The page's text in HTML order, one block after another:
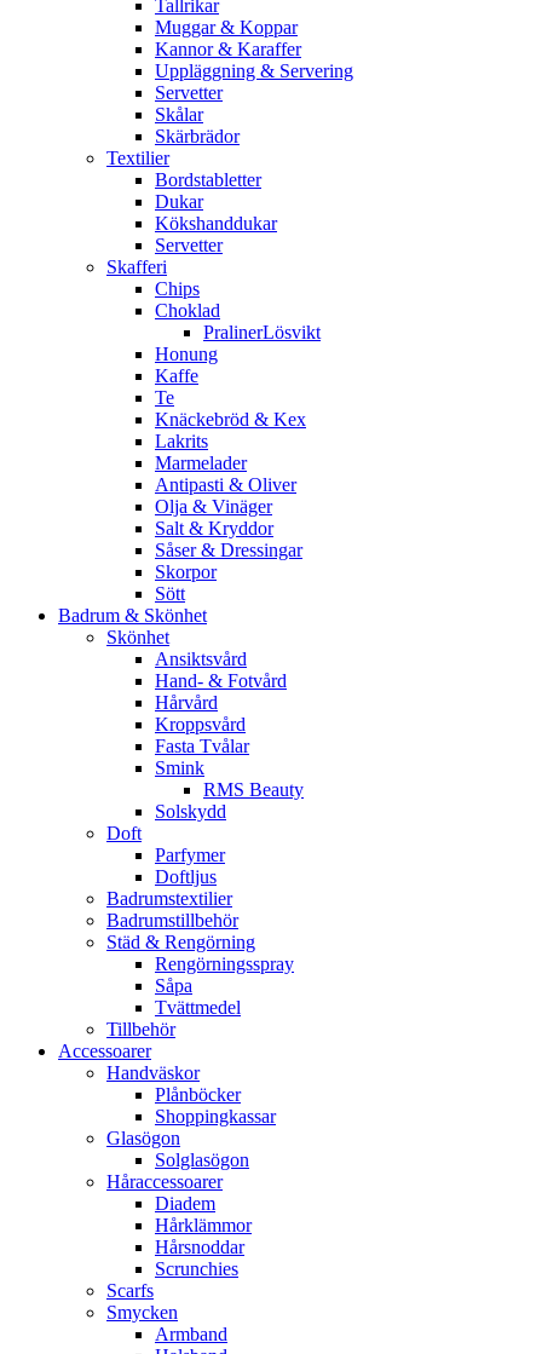
Tallrikar
Muggar & Koppar
Kannor & Karaffer
Uppläggning & Servering
Servetter
Skålar
Skärbrädor
Textilier
Bordstabletter
Dukar
Kökshanddukar
Servetter
Skafferi
Chips
Choklad
PralinerLösvikt
Honung
Kaffe
Te
Knäckebröd & Kex
Lakrits
Marmelader
Antipasti & Oliver
Olja & Vinäger
Salt & Kryddor
Såser & Dressingar
Skorpor
Sött
Badrum & Skönhet
Skönhet
Ansiktsvård
Hand- & Fotvård
Hårvård
Kroppsvård
Fasta Tvålar
Smink
RMS Beauty
Solskydd
Doft
Parfymer
Doftljus
Badrumstextilier
Badrumstillbehör
Städ & Rengörning
Rengörningsspray
Såpa
Tvättmedel
Tillbehör
Accessoarer
Handväskor
Plånböcker
Shoppingkassar
Glasögon
Solglasögon
Håraccessoarer
Diadem
Hårklämmor
Hårsnoddar
Scrunchies
Scarfs
Smycken
Armband